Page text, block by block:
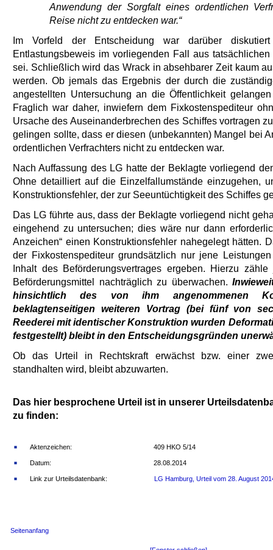
Anwendung der Sorgfalt eines ordentlichen
Reise nicht zu entdecken war.“
Im Vorfeld der Entscheidung war darüber
Entlastungsbeweis im vorliegenden Fall aus
sei. Schließlich wird das Wrack in absehbarer Zeit kaum
werden. Ob jemals das Ergebnis der durch die
angestellten Untersuchung an die Öffentlichkeit
Fraglich war daher, inwiefern dem Fixkostenspediteur
Ursache des Auseinanderbrechen des Schiffes vortragen
gelingen sollte, dass er diesen (unbekannten) Mangel bei
ordentlichen Verfrachters nicht zu entdecken war.
Nach Auffassung des LG hatte der Beklagte vorliegend
Ohne detailliert auf die Einzelfallumstände einzugehen,
Konstruktionsfehler, der zur Seeuntüchtigkeit des Schiffes
Das LG führte aus, dass der Beklagte vorliegend nicht
eingehend zu untersuchen; dies wäre nur dann
Anzeichen“ einen Konstruktionsfehler nahegelegt hätten.
der Fixkostenspediteur grundsätzlich nur jene
Inhalt des Beförderungsvertrages ergeben. Hierzu
Beförderungsmittel nachträglich zu überwachen.
hinsichtlich des von ihm angenommenen
beklagtenseitigen weiteren Vortrag (bei fünf von
Reederei mit identischer Konstruktion wurden
festgestellt) bleibt in den Entscheidungsgründen
Ob das Urteil in Rechtskraft erwächst bzw. einer
standhalten wird, bleibt abzuwarten.
Das hier besprochene Urteil ist in unserer
zu finden:
Aktenzeichen: 409 HKO 5/14
Datum: 28.08.2014
Link zur Urteilsdatenbank: LG Hamburg, Urteil vom 28. August
Seitenanfang